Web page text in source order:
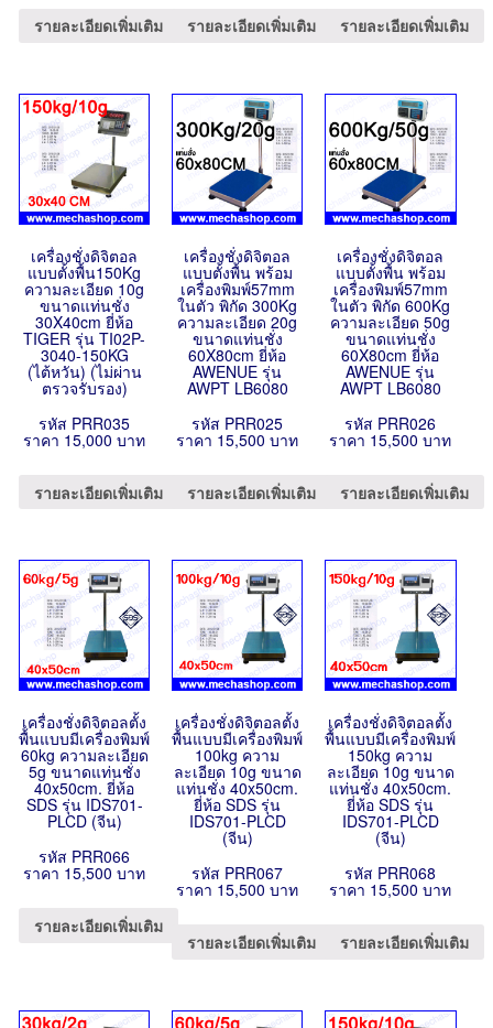
รายละเอียดเพิ่มเติม รายละเอียดเพิ่มเติม รายละเอียดเพิ่มเติม
เครื่องชั่งดิจิตอล
แบบตั้งพื้น150Kg
ความละเอียด 10g
ขนาดแท่นชั่ง
30X40cm ยี่ห้อ
TIGER รุ่น TI02P-
3040-150KG
(ไต้หวัน) (ไม่ผ่าน
ตรวจรับรอง)
รหัส PRR035
ราคา 15,000 บาท
รายละเอียดเพิ่มเติม
เครื่องชั่งดิจิตอล
แบบตั้งพื้น พร้อม
เครื่องพิมพ์57mm
ในตัว พิกัด 300Kg
ความละเอียด 20g
ขนาดแท่นชั่ง
60X80cm ยี่ห้อ
AWENUE รุ่น
AWPT LB6080
รหัส PRR025
ราคา 15,500 บาท
รายละเอียดเพิ่มเติม
เครื่องชั่งดิจิตอล
แบบตั้งพื้น พร้อม
เครื่องพิมพ์57mm
ในตัว พิกัด 600Kg
ความละเอียด 50g
ขนาดแท่นชั่ง
60X80cm ยี่ห้อ
AWENUE รุ่น
AWPT LB6080
รหัส PRR026
ราคา 15,500 บาท
รายละเอียดเพิ่มเติม
เครื่องชั่งดิจิตอลตั้ง
พื้นแบบมีเครื่องพิมพ์
60kg ความละเอียด
5g ขนาดแท่นชั่ง
40x50cm. ยี่ห้อ
SDS รุ่น IDS701-
PLCD (จีน)
รหัส PRR066
ราคา 15,500 บาท
รายละเอียดเพิ่มเติม
เครื่องชั่งดิจิตอลตั้ง
พื้นแบบมีเครื่องพิมพ์
100kg ความ
ละเอียด 10g ขนาด
แท่นชั่ง 40x50cm.
ยี่ห้อ SDS รุ่น
IDS701-PLCD
(จีน)
รหัส PRR067
ราคา 15,500 บาท
รายละเอียดเพิ่มเติม
เครื่องชั่งดิจิตอลตั้ง
พื้นแบบมีเครื่องพิมพ์
150kg ความ
ละเอียด 10g ขนาด
แท่นชั่ง 40x50cm.
ยี่ห้อ SDS รุ่น
IDS701-PLCD
(จีน)
รหัส PRR068
ราคา 15,500 บาท
รายละเอียดเพิ่มเติม